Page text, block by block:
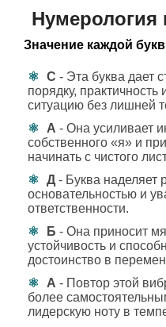
Нумерология
Значение каждой
С - Эта буква дает
порядку,
ситуацию без лишней
А - Она усиливает
собственного «я» и
начинать с чистого
Д - Буква
основательностью и
ответственности.
Б - Она приносит
устойчивость и
достоинство в
А - Повтор этой
более
лидерскую ноту в